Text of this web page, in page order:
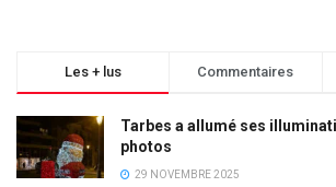
Les + lus Commentaires
Tarbes a allumé ses
photos
29 NOVEMBRE 2025